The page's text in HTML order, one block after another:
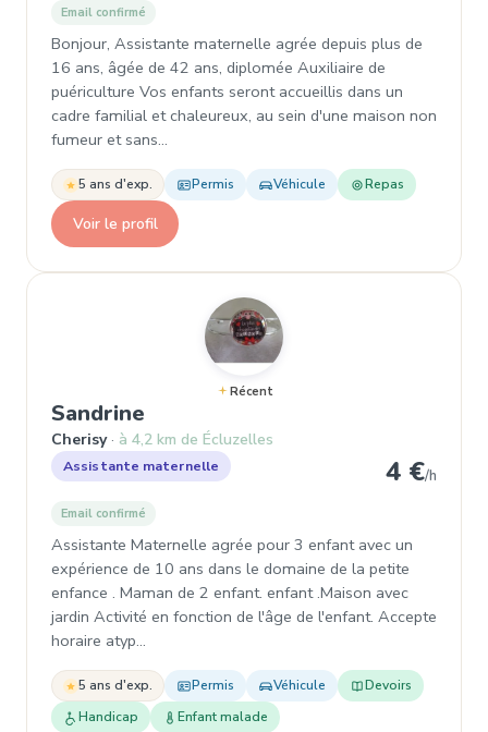
Email confirmé
Bonjour, Assistante maternelle agrée depuis plus de
16 ans, âgée de 42 ans, diplomée Auxiliaire de
puériculture Vos enfants seront accueillis dans un
cadre familial et chaleureux, au sein d'une maison non
fumeur et sans…
5 ans d'exp. Permis Véhicule Repas
Voir le profil
Récent
Sandrine
Cherisy à 4,2 km de Écluzelles
Assistante maternelle 4 €/h
Email confirmé
Assistante Maternelle agrée pour 3 enfant avec un
expérience de 10 ans dans le domaine de la petite
enfance . Maman de 2 enfant. enfant .Maison avec
jardin Activité en fonction de l'âge de l'enfant. Accepte
horaire atyp…
5 ans d'exp. Permis Véhicule
Devoirs
Handicap
Enfant malade